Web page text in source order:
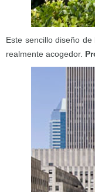
Este sencillo diseño
realmente acogedor.